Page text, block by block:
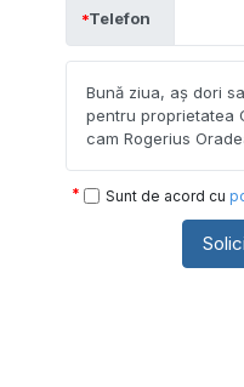
Telefon
Sunt de acord cu